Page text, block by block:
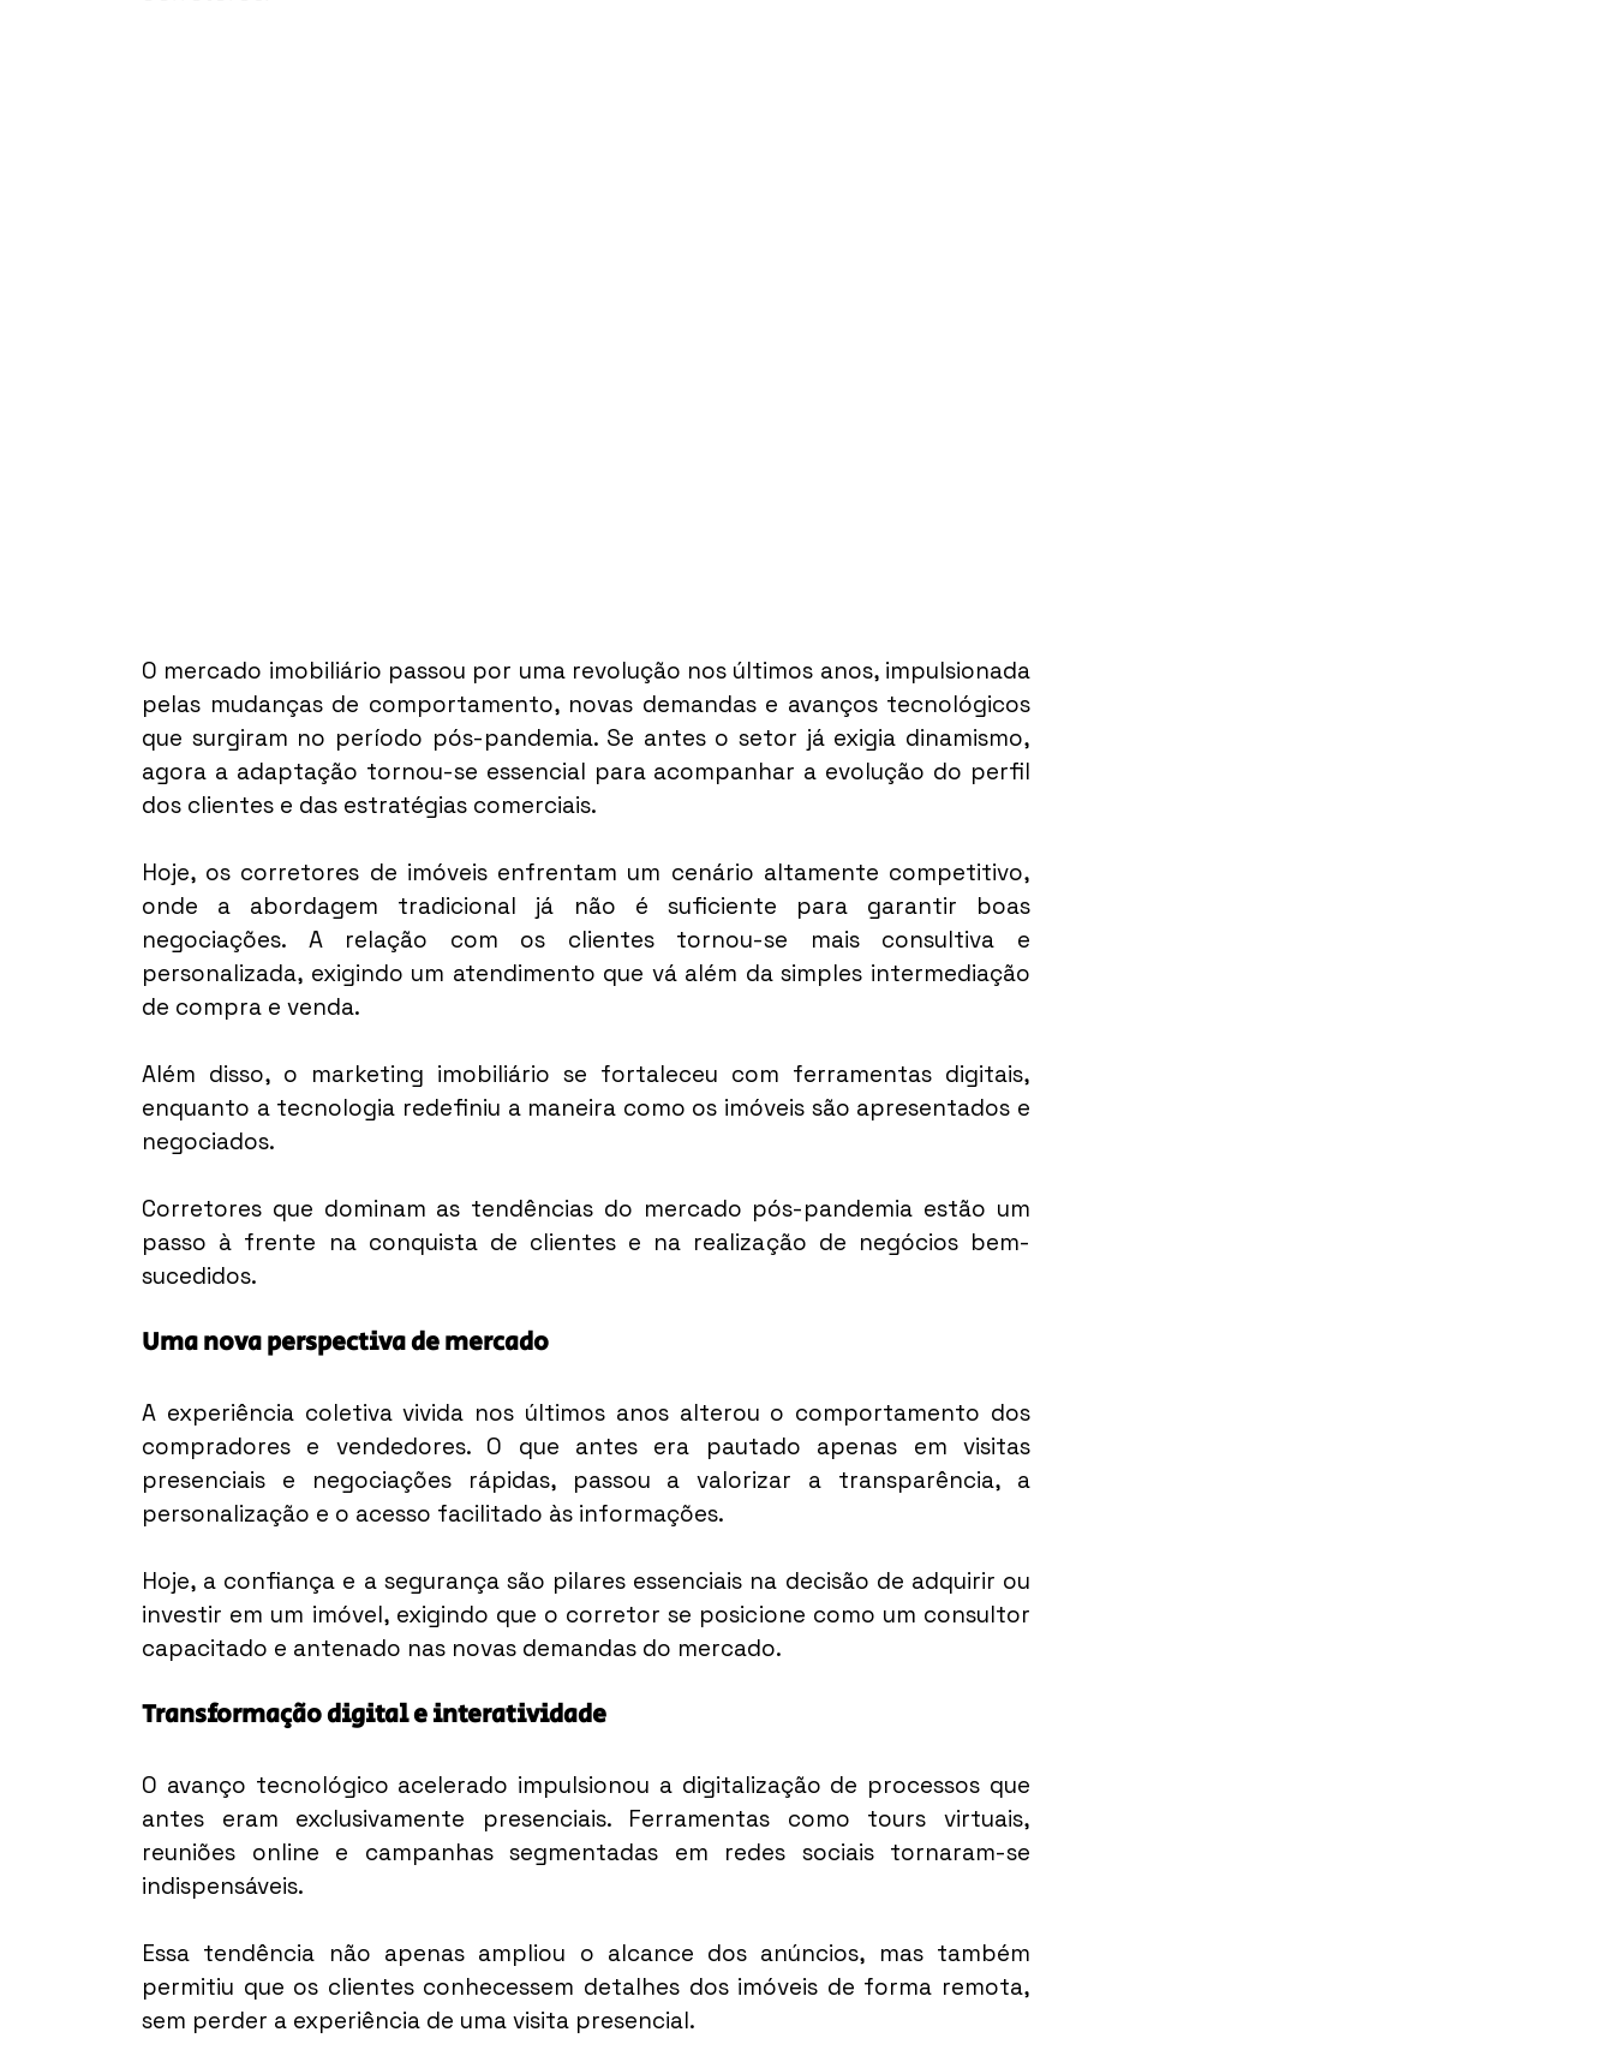
O mercado imobiliário passou por uma revolução nos últimos anos, impulsionada
pelas mudanças de comportamento, novas demandas e avanços tecnológicos
que surgiram no período pós-pandemia. Se antes o setor já exigia dinamismo,
agora a adaptação tornou-se essencial para acompanhar a evolução do perfil
dos clientes e das estratégias comerciais.
Hoje, os corretores de imóveis enfrentam um cenário altamente competitivo,
onde a abordagem tradicional já não é suficiente para garantir boas
negociações. A relação com os clientes tornou-se mais consultiva e
personalizada, exigindo um atendimento que vá além da simples intermediação
de compra e venda.
Além disso, o marketing imobiliário se fortaleceu com ferramentas digitais,
enquanto a tecnologia redefiniu a maneira como os imóveis são apresentados e
negociados.
Corretores que dominam as tendências do mercado pós-pandemia estão um
passo à frente na conquista de clientes e na realização de negócios bem-
sucedidos.
Uma nova perspectiva de mercado
A experiência coletiva vivida nos últimos anos alterou o comportamento dos
compradores e vendedores. O que antes era pautado apenas em visitas
presenciais e negociações rápidas, passou a valorizar a transparência, a
personalização e o acesso facilitado às informações.
Hoje, a confiança e a segurança são pilares essenciais na decisão de adquirir ou
investir em um imóvel, exigindo que o corretor se posicione como um consultor
capacitado e antenado nas novas demandas do mercado.
Transformação digital e interatividade
O avanço tecnológico acelerado impulsionou a digitalização de processos que
antes eram exclusivamente presenciais. Ferramentas como tours virtuais,
reuniões online e campanhas segmentadas em redes sociais tornaram-se
indispensáveis.
Essa tendência não apenas ampliou o alcance dos anúncios, mas também
permitiu que os clientes conhecessem detalhes dos imóveis de forma remota,
sem perder a experiência de uma visita presencial.